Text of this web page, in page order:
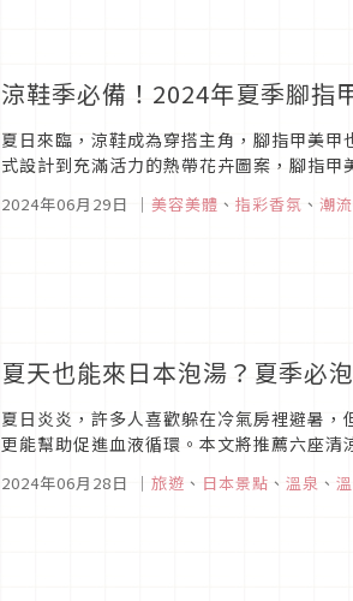
涼鞋季必備！2024年夏季腳指
夏日來臨，涼鞋成為穿搭主角，腳指甲美
式設計到充滿活力的熱帶花卉圖案，腳指
2024年06月29日 ｜ 美容美體 、 指彩香氛 、 潮
夏天也能來日本泡湯？夏季必
夏日炎炎，許多人喜歡躲在冷氣房裡避暑
更能幫助促進血液循環。本文將推薦六座清
2024年06月28日 ｜ 旅遊 、 日本景點 、 溫泉 、